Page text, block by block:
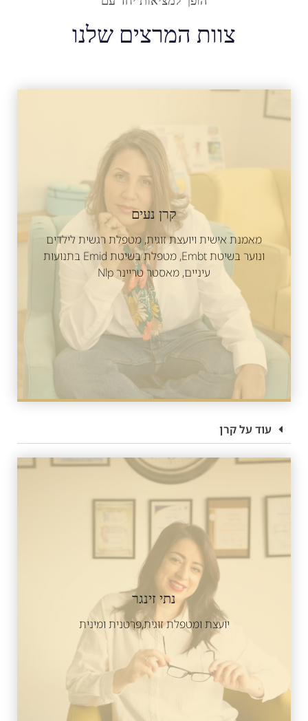
צוות המרצים שלנו
קרן נעים
מאמנת אישית ויועצת זוגית, מטפלת רגשית לילדים
ונוער בשיטת Embt, מטפלת בשיטת Emid בתנועות
עיניים, מאסטר טריינר Nlp
עוד על קרן
נתי זינגר
יועצת ומטפלת זוגית,פרטנית ומינית